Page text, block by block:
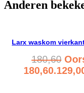
Anderen
Larx waskom
180,60
180,60.